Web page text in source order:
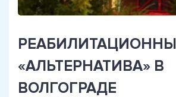
«АЛЬТЕРНАТИВА» В
ВОЛГОГРАДЕ